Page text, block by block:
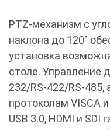
PTZ-механизм с
наклона до 120°
установка
столе. Управление
232/RS-422/RS-
протоколам VISCA
USB 3.0, HDMI и SDI